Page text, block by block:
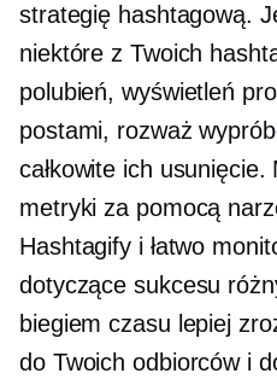
strategię hashtagową.
niektóre z Twoich
polubień, wyświetleń
postami, rozważ
całkowite ich
metryki za pomocą
Hashtagify i łatwo
dotyczące sukcesu
biegiem czasu lepiej
do Twoich odbiorców i